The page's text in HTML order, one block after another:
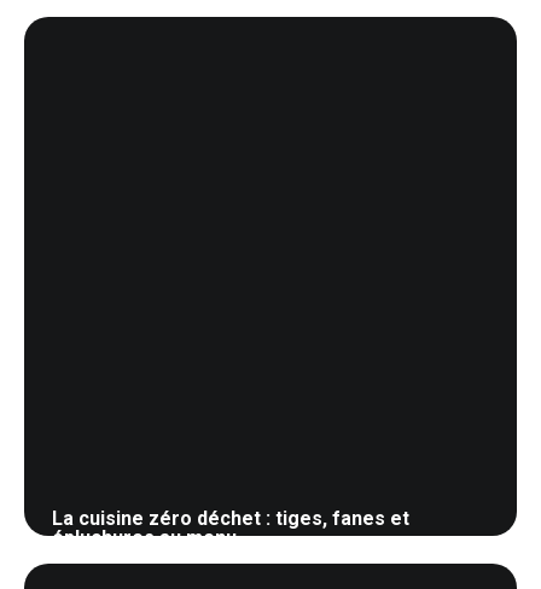
La cuisine zéro déchet : tiges, fanes et
épluchures au menu